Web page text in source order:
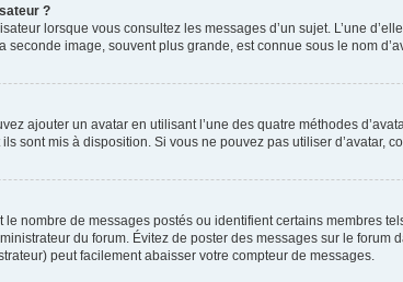
?
lorsque vous consultez les messages d’un sujet. L’une
image, souvent plus grande, est connue sous le nom
ajouter un avatar en utilisant l’une des quatre méthodes
sont mis à disposition. Si vous ne pouvez pas utiliser d’avatar,
nombre de messages postés ou identifient certains membres
du forum. Évitez de poster des messages sur le
peut facilement abaisser votre compteur de messages.